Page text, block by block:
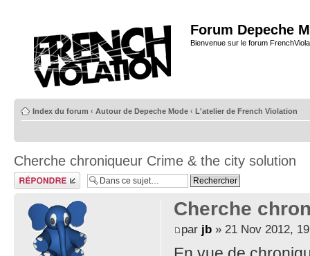
Forum Depeche
Bienvenue sur le forum
Index du forum ‹ Autour de Depeche Mode ‹ L'atelier de French Violation
Cherche chroniqueur Crime & the city solution
Répondre
Cherche
par jb» 21 Nov 2012,